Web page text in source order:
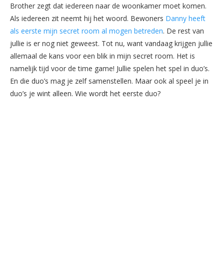
Brother zegt dat iedereen naar de woonkamer moet komen.
Als iedereen zit neemt hij het woord. Bewoners Danny heeft
als eerste mijn secret room al mogen betreden. De rest van
jullie is er nog niet geweest. Tot nu, want vandaag krijgen jullie
allemaal de kans voor een blik in mijn secret room. Het is
namelijk tijd voor de time game! Jullie spelen het spel in duo’s.
En die duo’s mag je zelf samenstellen. Maar ook al speel je in
duo’s je wint alleen. Wie wordt het eerste duo?